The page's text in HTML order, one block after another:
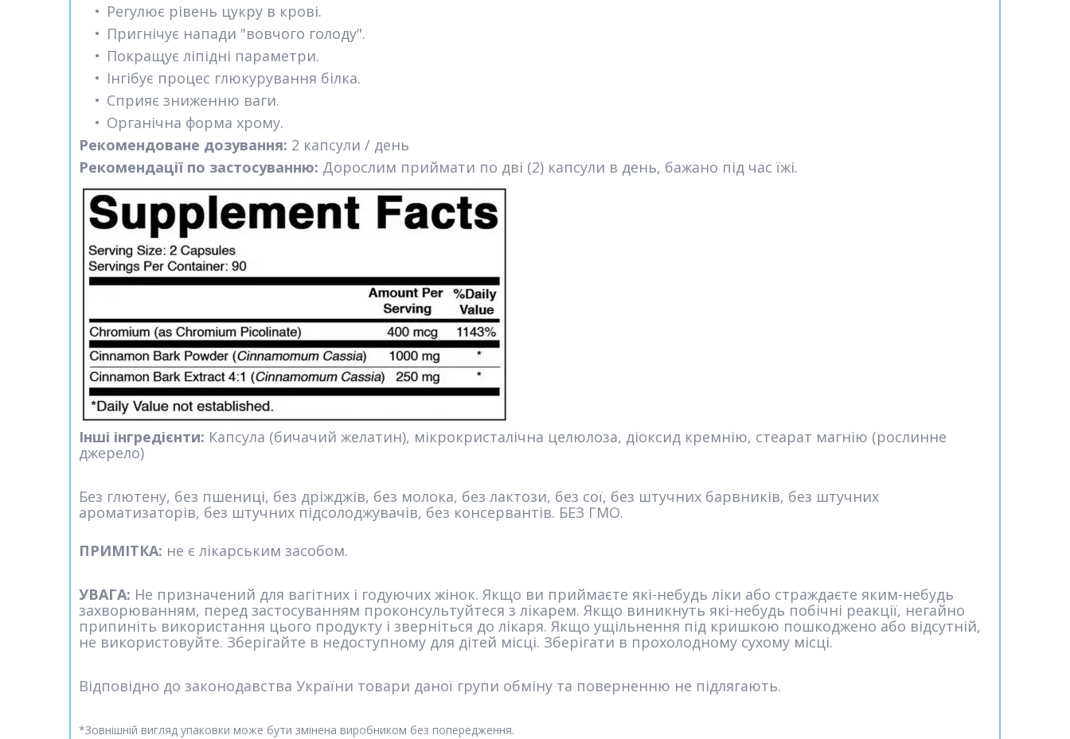
Регулює рівень цукру в крові.
Пригнічує напади "вовчого голоду".
Покращує ліпідні параметри.
Інгібує процес глюкурування білка.
Сприяє зниженню ваги.
Органічна форма хрому.
Рекомендоване дозування: 2 капсули / день
Рекомендації по застосуванню: Дорослим приймати по дві (2) капсули в день, бажано під час їжі.
Інші інгредієнти: Капсула (бичачий желатин), мікрокристалічна целюлоза, діоксид кремнію, стеарат магнію (рослинне
джерело)
Без глютену, без пшениці, без дріжджів, без молока, без лактози, без сої, без штучних барвників, без штучних
ароматизаторів, без штучних підсолоджувачів, без консервантів. БЕЗ ГМО.
ПРИМІТКА: не є лікарським засобом.
УВАГА: Не призначений для вагітних і годуючих жінок. Якщо ви приймаєте які-небудь ліки або страждаєте яким-небудь
захворюванням, перед застосуванням проконсультуйтеся з лікарем. Якщо виникнуть які-небудь побічні реакції, негайно
припиніть використання цього продукту і зверніться до лікаря. Якщо ущільнення під кришкою пошкоджено або відсутній,
не використовуйте. Зберігайте в недоступному для дітей місці. Зберігати в прохолодному сухому місці.
Відповідно до законодавства України товари даної групи обміну та поверненню не підлягають.
*Зовнішній вигляд упаковки може бути змінена виробником без попередження.